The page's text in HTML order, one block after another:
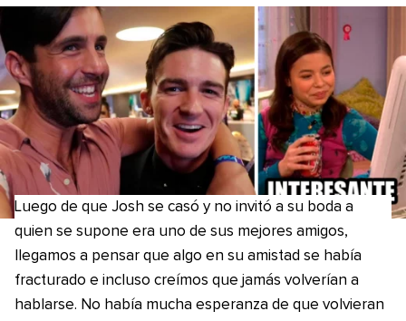
Luego de que Josh se casó y no invitó a su boda a
quien se supone era uno de sus mejores amigos,
llegamos a pensar que algo en su amistad se había
fracturado e incluso creímos que jamás volverían a
hablarse. No había mucha esperanza de que volvieran